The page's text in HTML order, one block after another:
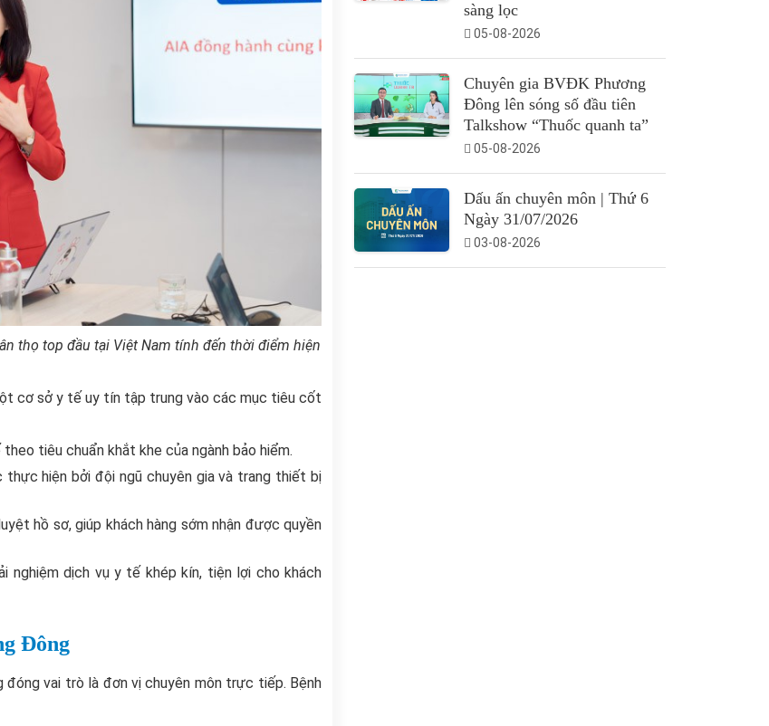
thọ top đầu tại Việt Nam tính đến thời điểm hiện
cơ sở y tế uy tín tập trung vào các mục tiêu cốt
tiêu chuẩn khắt khe của ngành bảo hiểm.
hiện bởi đội ngũ chuyên gia và trang thiết bị
hồ sơ, giúp khách hàng sớm nhận được quyền
nghiệm dịch vụ y tế khép kín, tiện lợi cho khách
Đông
đóng vai trò là đơn vị chuyên môn trực tiếp. Bệnh
sàng lọc
05-08-2026
Chuyên gia BVĐK Phương
Đông lên sóng số đầu tiên
Talkshow “Thuốc quanh ta”
05-08-2026
Dấu ấn chuyên môn | Thứ 6
Ngày 31/07/2026
03-08-2026